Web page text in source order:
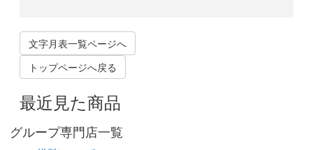
文字月表一覧ページへ
トップページへ戻る
最近見た商品
グループ専門店一覧